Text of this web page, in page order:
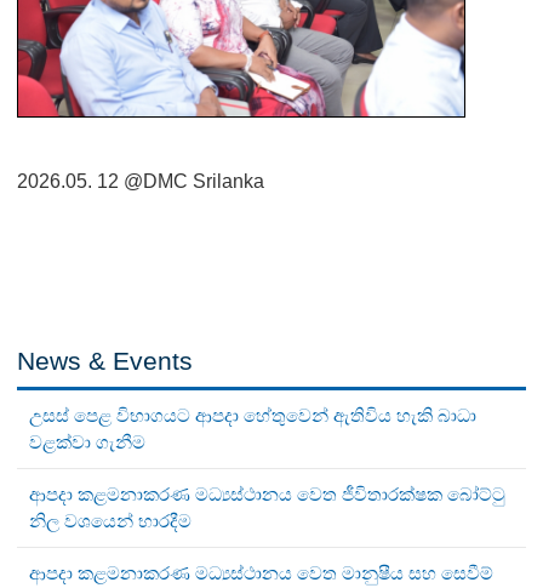
2026.05. 12 @DMC Srilanka
News & Events
උසස් පෙළ විභාගයට ආපදා හේතුවෙන් ඇතිවිය හැකි බාධා
වළක්වා ගැනීම
ආපදා කළමනාකරණ මධ්‍යස්ථානය වෙත ජීවිතාරක්ෂක බෝට්ටු
නිල වශයෙන් භාරදීම
ආපදා කළමනාකරණ මධ්‍යස්ථානය වෙත මානුෂීය සහ සෙවීම්